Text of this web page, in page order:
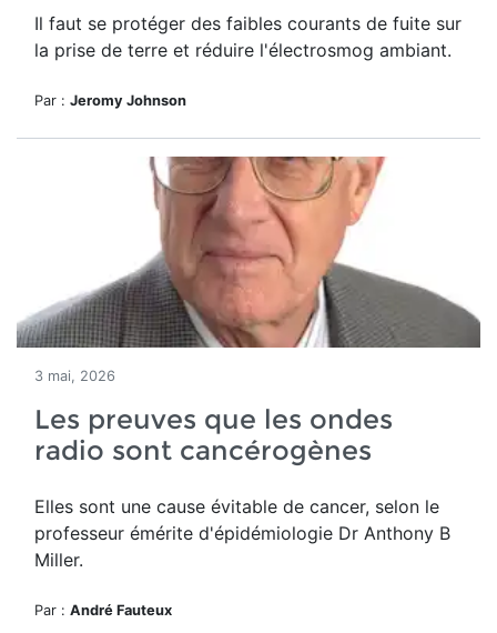
Il faut se protéger des faibles courants de fuite sur
la prise de terre et réduire l'électrosmog ambiant.
Par : Jeromy Johnson
3 mai, 2026
Les preuves que les ondes
radio sont cancérogènes
Elles sont une cause évitable de cancer, selon le
professeur émérite d'épidémiologie Dr Anthony B
Miller.
Par : André Fauteux